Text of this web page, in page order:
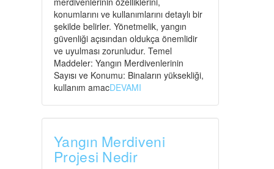
konumlarını ve kullanımlarını detaylı bir
şekilde belirler. Yönetmelik, yangın
güvenliği açısından oldukça önemlidir
ve uyulması zorunludur. Temel
Maddeler: Yangın Merdivenlerinin
Sayısı ve Konumu: Binaların yüksekliği,
kullanım amacDEVAMI
Yangın Merdiveni
Projesi Nedir